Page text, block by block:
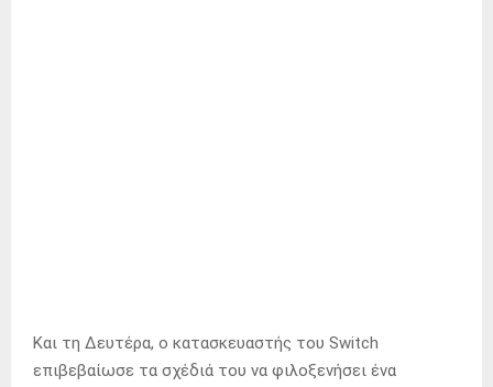
Και τη Δευτέρα, ο κατασκευαστής του Switch
επιβεβαίωσε τα σχέδιά του να φιλοξενήσει ένα